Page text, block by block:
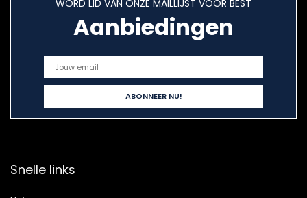
WORD LID VAN ONZE MAILLIJST VOOR BEST
Aanbiedingen
Snelle links